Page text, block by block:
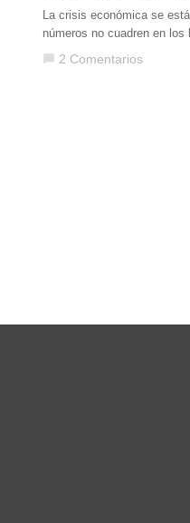
La crisis económica se
números no cuadren en
chat_bubble 2 Comentarios